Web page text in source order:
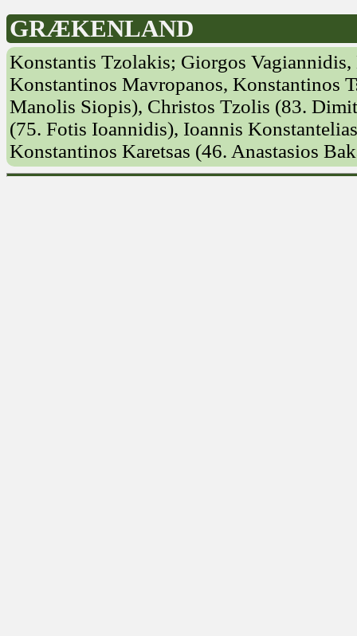
GRÆKENLAND
Konstantis Tzolakis; Giorgos
Konstantinos Mavropanos, Konstantinos
Manolis Siopis), Christos Tzolis (83.
(75. Fotis Ioannidis), Ioannis
Konstantinos Karetsas (46. Anastasios